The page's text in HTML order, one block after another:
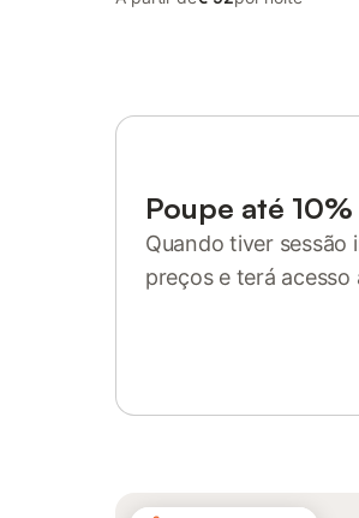
Poupe até
Quando tiver sessão
preços e terá